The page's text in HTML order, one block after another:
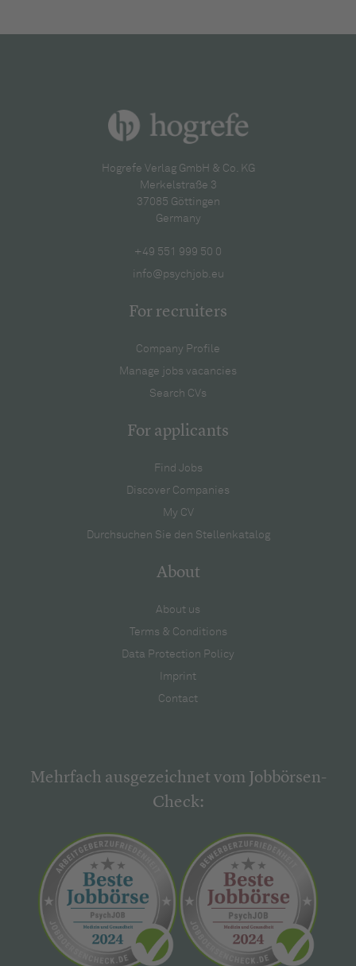
Hogrefe Verlag GmbH & Co. KG
Merkelstraße 3
37085 Göttingen
Germany
+49 551 999 50 0
info@psychjob.eu
For recruiters
Company Profile
Manage jobs vacancies
Search CVs
For applicants
Find Jobs
Discover Companies
My CV
Durchsuchen Sie den Stellenkatalog
About
About us
Terms & Conditions
Data Protection Policy
Imprint
Contact
Mehrfach ausgezeichnet vom Jobbörsen-
Check: